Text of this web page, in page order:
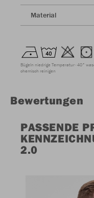
Material
Bügeln niedrige Temperatur 40°
chemisch reinigen
Bewertungen
PASSENDE
2.0